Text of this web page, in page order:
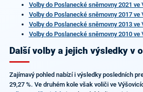
Volby do Poslanecké sněmovny 2021 ve
Volby do Poslanecké sněmovny 2017 ve
Volby do Poslanecké sněmovny 2013 ve
Volby do Poslanecké sněmovny 2010 ve
Další volby a jejich výsledky v
Zajímavý pohled nabízí i výsledky posledních
29,27 %. Ve druhém kole však voliči ve